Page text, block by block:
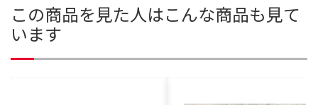
この商品を見た人はこんな商品も見て
います